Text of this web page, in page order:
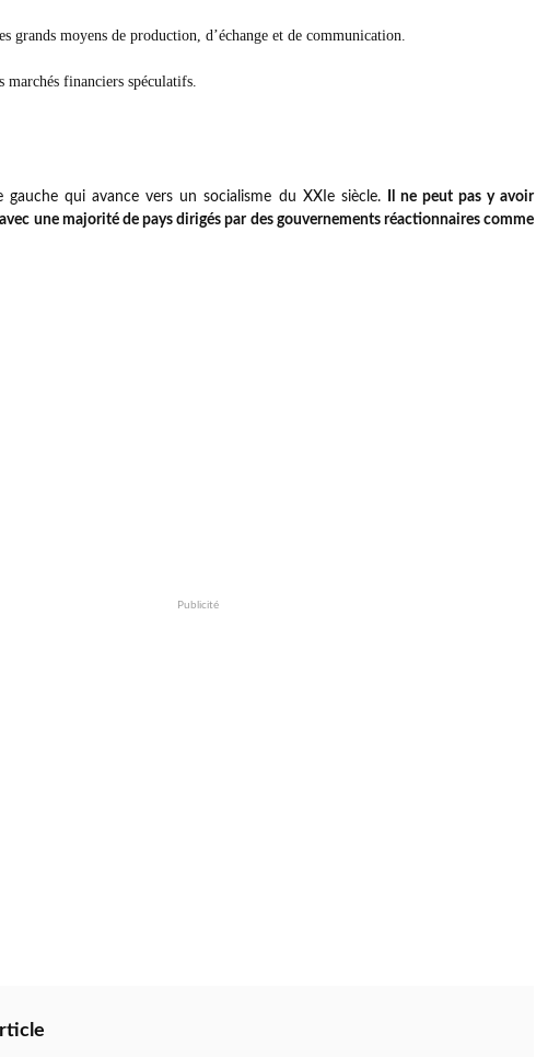
grands moyens de production, d’échange et de communication.
marchés financiers spéculatifs.
gauche qui avance vers un socialisme du XXIe siècle.
Il ne peut pas y avoir
une majorité de pays dirigés par des gouvernements réactionnaires comme
Publicité